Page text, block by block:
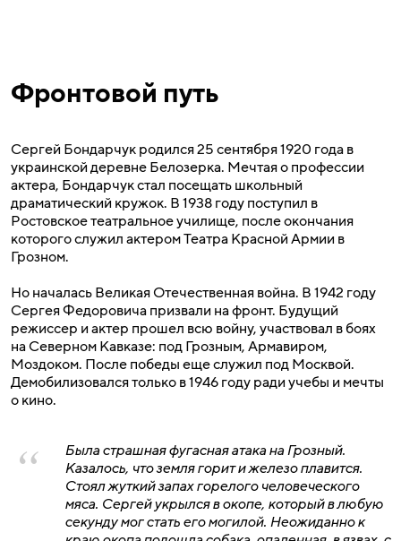
Фронтовой путь
Сергей Бондарчук родился 25 сентября 1920 года в
украинской деревне Белозерка. Мечтая о профессии
актера, Бондарчук стал посещать школьный
драматический кружок. В 1938 году поступил в
Ростовское театральное училище, после окончания
которого служил актером Театра Красной Армии в
Грозном.
Но началась Великая Отечественная война. В 1942 году
Сергея Федоровича призвали на фронт. Будущий
режиссер и актер прошел всю войну, участвовал в боях
на Северном Кавказе: под Грозным, Армавиром,
Моздоком. После победы еще служил под Москвой.
Демобилизовался только в 1946 году ради учебы и мечты
о кино.
Была страшная фугасная атака на Грозный.
Казалось, что земля горит и железо плавится.
Стоял жуткий запах горелого человеческого
мяса. Сергей укрылся в окопе, который в любую
секунду мог стать его могилой. Неожиданно к